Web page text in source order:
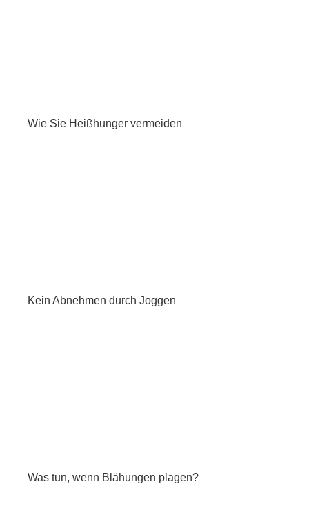
Wie Sie Heißhunger vermeiden
Kein Abnehmen durch Joggen
Was tun, wenn Blähungen plagen?